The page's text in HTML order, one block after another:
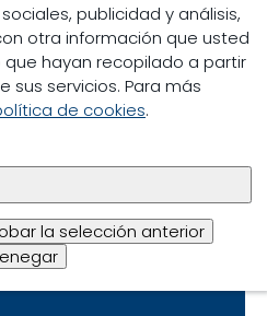
publicidad y análisis,
otra información que usted
hayan recopilado a partir
sus servicios. Para más
de cookies.
la selección anterior
los primeros días de vida
perinatal y posnatal
comunes. Nacer vivo y
más críticos que
la camada de la cerda.